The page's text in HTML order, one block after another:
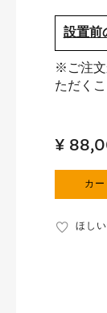
設置前
※ご注文
ただく
¥
カー
ほし